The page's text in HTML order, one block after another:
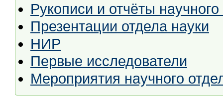
Рукописи и отчёты научного
Презентации отдела науки
НИР
Первые исследователи
Мероприятия научного